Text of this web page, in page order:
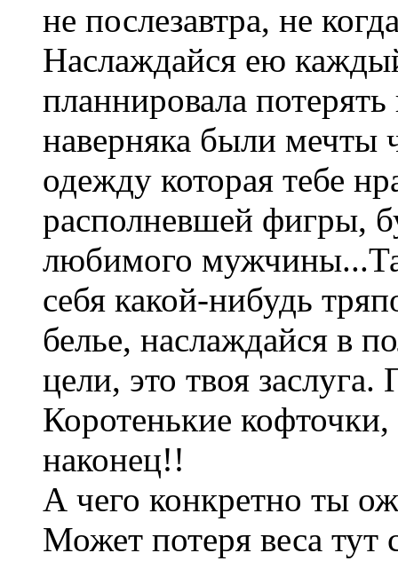
не послезавтра, не
Наслаждайся ею
планнировала
наверняка были мечты
одежду которая тебе
располневшей фигры,
любимого
себя какой-нибудь
белье, наслаждайся в
цели, это твоя
Коротенькие
наконец!!
А чего конкретно ты
Может потеря веса тут